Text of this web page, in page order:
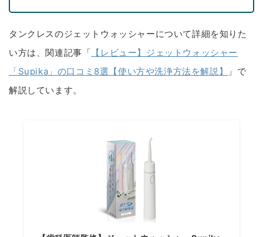
タンクレスのジェットウォッシャーについて詳細を知りた
い方は、関連記事「 【レビュー】ジェットウォッシャー
「Supika」の口コミ8選【使い方や洗浄方法を解説】
」で
解説しています。